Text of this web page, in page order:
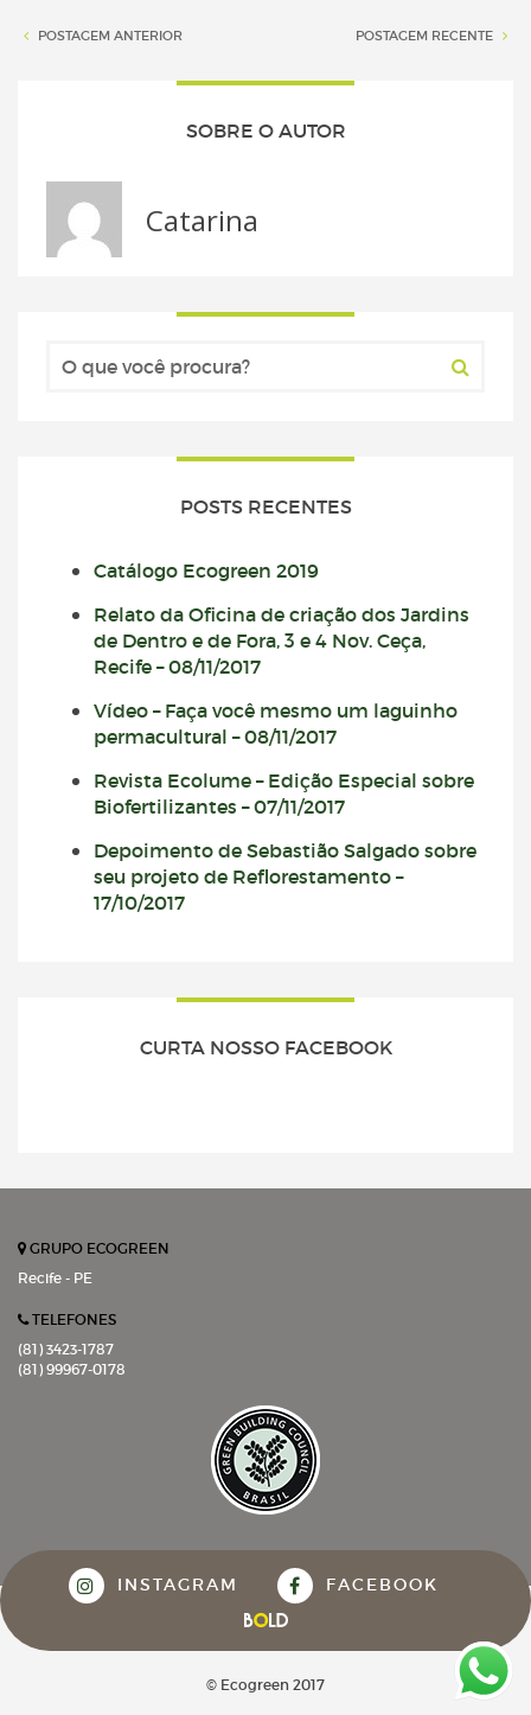
POSTAGEM ANTERIOR POSTAGEM RECENTE
SOBRE O AUTOR
Catarina
POSTS RECENTES
Catálogo Ecogreen 2019
Relato da Oficina de criação dos Jardins
de Dentro e de Fora, 3 e 4 Nov. Ceça,
Recife – 08/11/2017
Vídeo – Faça você mesmo um laguinho
permacultural – 08/11/2017
Revista Ecolume – Edição Especial sobre
Biofertilizantes – 07/11/2017
Depoimento de Sebastião Salgado sobre
seu projeto de Reflorestamento –
17/10/2017
CURTA NOSSO FACEBOOK
GRUPO ECOGREEN
Recife - PE
TELEFONES
(81) 3423-1787
(81) 99967-0178
INSTAGRAM FACEBOOK
© Ecogreen 2017